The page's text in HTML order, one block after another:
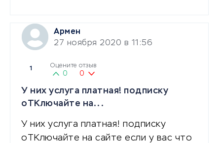
Армен
27 ноября 2020 в 11:56
1 Оцените отзыв
0 0
У них услуга платная! подписку
оТКлючайте на...
У них услуга платная! подписку
оТКлючайте на сайте если у вас что